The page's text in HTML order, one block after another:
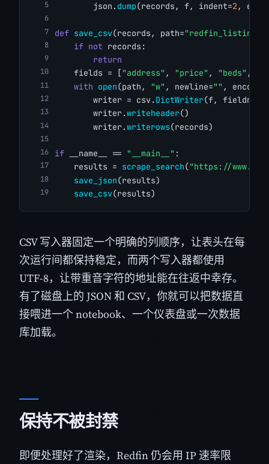
        json.
dump(records, f, indent=2 ,
def save_csv(records, path=
if not records:
return
    fields = [
"address" , "price" , "beds" ,
with open(path, "w" , newline="" ,
        writer = csv.
DictWriter(f,
        writer.
writeheader()
        writer.
writerows(records)
if __name__ == "__main__" :
    results =
scrape_search("https://
save_json(results)
save_csv(results)
CSV 写入器固定一个明确的列顺序，让表头在每
次运行间都保持稳定，而两个写入器都使用
UTF-8，让带重音字符的地址能在往返中幸存。
有了磁盘上的 JSON 和 CSV，你就可以把数据直
接喂进一个 notebook、一个仪表盘或一次数据
库加载。
保持不被封禁
即便处理好了渲染，Redfin 仍会用 IP 速率限